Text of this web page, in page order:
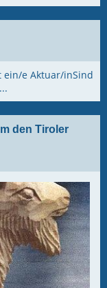
ein/e Aktuar/inSind
den Tiroler